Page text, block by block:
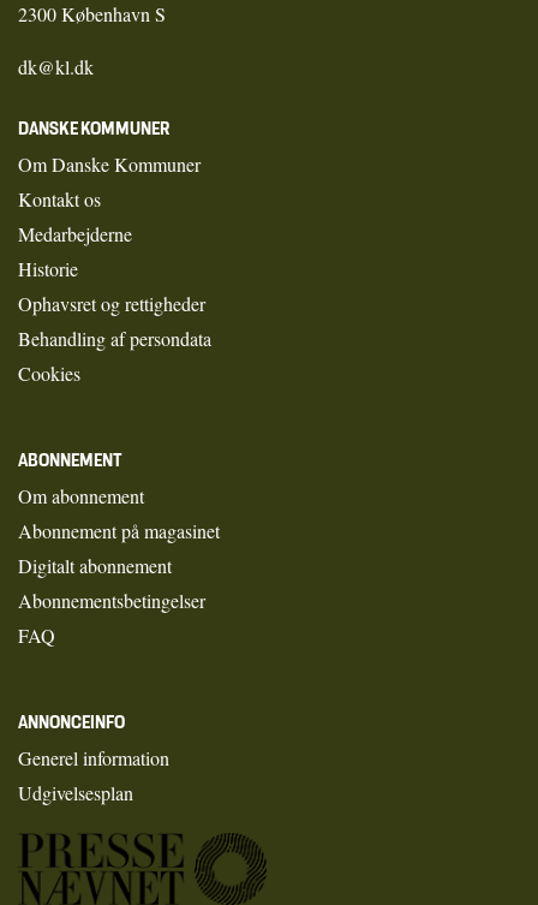
2300 København S
dk@kl.dk
DANSKE KOMMUNER
Om Danske Kommuner
Kontakt os
Medarbejderne
Historie
Ophavsret og rettigheder
Behandling af persondata
Cookies
ABONNEMENT
Om abonnement
Abonnement på magasinet
Digitalt abonnement
Abonnementsbetingelser
FAQ
ANNONCEINFO
Generel information
Udgivelsesplan